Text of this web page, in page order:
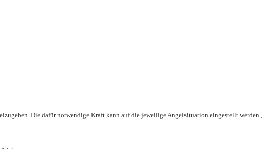
Die dafür notwendige Kraft kann auf die jeweilige Angelsituation eingestellt werden ,